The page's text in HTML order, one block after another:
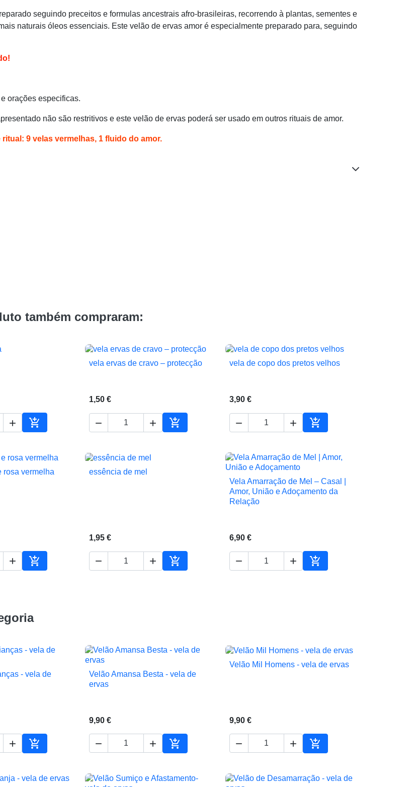
seguindo preceitos e formulas ancestrais afro-brasileiras, recorrendo à plantas, sementes e
naturais óleos essenciais. Este velão de ervas amor é especialmente preparado para, seguindo
orações especificas.
não são restritivos e este velão de ervas poderá ser usado em outros rituais de amor.
9 velas vermelhas, 1 fluido do amor.
também compraram:
rápida
 
Adicionar ao carrinho
 Vista rápida
vela ervas de cravo – protecção
1,50 €
  
Adicionar ao carrinho
 Vista rápida
vela de copo dos pretos velhos
3,90 €
  
Adicionar ao carrinho
rápida
rosa vermelha
 
Adicionar ao carrinho
 Vista rápida
essência de mel
1,95 €
  
Adicionar ao carrinho
 Vista rápida
Vela Amarração de Mel – Casal |
Amor, União e Adoçamento da
Relação
6,90 €
  
Adicionar ao carrinho
rápida
- vela de
 
Adicionar ao carrinho
 Vista rápida
Velão Amansa Besta - vela de
ervas
9,90 €
  
Adicionar ao carrinho
 Vista rápida
Velão Mil Homens - vela de ervas
9,90 €
  
Adicionar ao carrinho